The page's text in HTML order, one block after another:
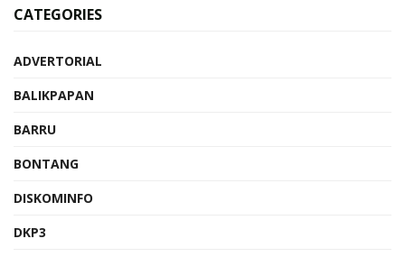
CATEGORIES
ADVERTORIAL
BALIKPAPAN
BARRU
BONTANG
DISKOMINFO
DKP3